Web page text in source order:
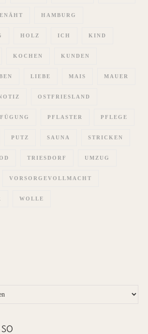
HAMBURG
HOLZ ICH KIND
KOCHEN KUNDEN
LIEBE MAIS MAUER
OSTFRIESLAND
PFLASTER PFLEGE
PUTZ SAUNA STRICKEN
TRIESDORF UMZUG
VORSORGEVOLLMACHT
WOLLE